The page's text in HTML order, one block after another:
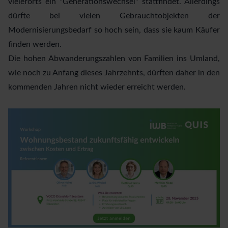
dürfte bei vielen Gebrauchtobjekten der
Modernisierungsbedarf so hoch sein, dass sie kaum Käufer
finden werden.
Die hohen Abwanderungszahlen von Familien ins Umland,
wie noch zu Anfang dieses Jahrzehnts, dürften daher in den
kommenden Jahren nicht wieder erreicht werden.